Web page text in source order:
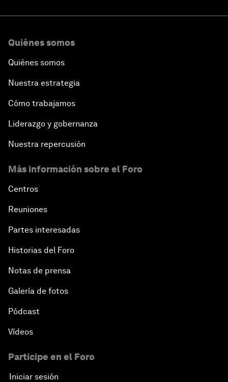
Quiénes somos
Quiénes somos
Nuestra estrategia
Cómo trabajamos
Liderazgo y gobernanza
Nuestra repercusión
Más información sobre el Foro
Centros
Reuniones
Partes interesadas
Historias del Foro
Notas de prensa
Galería de fotos
Pódcast
Vídeos
Participe en el Foro
Iniciar sesión